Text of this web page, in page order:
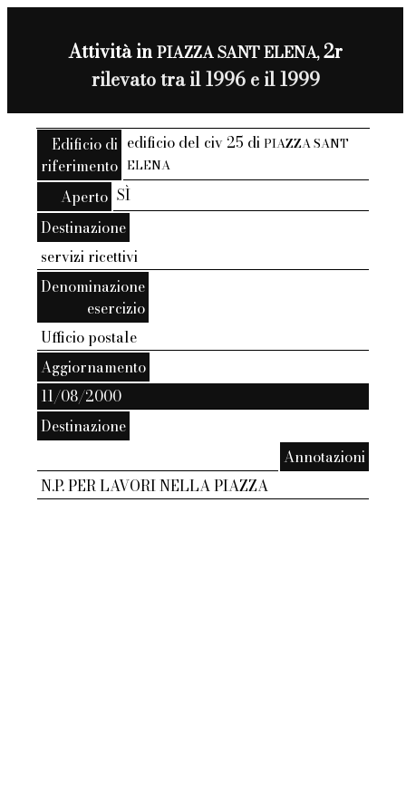
Attività inPIAZZA SANT ELENA,2r
rilevato tra il 1996 e il 1999
Edificio di
riferimento
edificio del civ 25 diPIAZZA SANT
ELENA
Aperto SÌ
Destinazione
servizi ricettivi
Denominazione
esercizio
Ufficio postale
Aggiornamento
11/08/2000
Destinazione
Annotazioni
N.P. PER LAVORI NELLA PIAZZA